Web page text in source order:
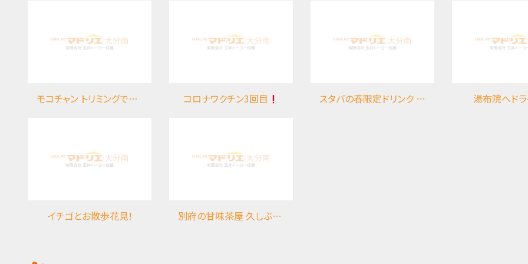
モコチャン トリミングですっきりしてきました(#^.^#) コロナワクチン3回目 スタバの春限定ドリンク さくらストロベリー白玉 湯布院へド
イチゴとお散歩花見! 別府の甘味茶屋 久しぶりに行ってきました～(*^-^*)